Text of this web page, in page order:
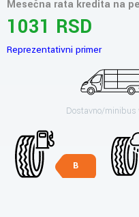
Mesečna rata kredita na
1031 RSD
Reprezentativni primer
Dostavno/minibus
B